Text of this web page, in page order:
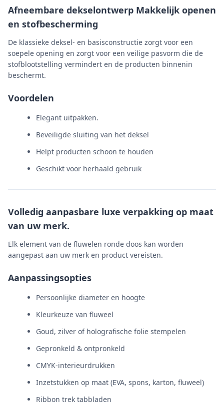
Afneembare dekselontwerp Makkelijk openen
en stofbescherming
De klassieke deksel- en basisconstructie zorgt voor een
soepele opening en zorgt voor een veilige pasvorm die de
stofblootstelling vermindert en de producten binnenin
beschermt.
Voordelen
Elegant uitpakken.
Beveiligde sluiting van het deksel
Helpt producten schoon te houden
Geschikt voor herhaald gebruik
Volledig aanpasbare luxe verpakking op maat
van uw merk.
Elk element van de fluwelen ronde doos kan worden
aangepast aan uw merk en product vereisten.
Aanpassingsopties
Persoonlijke diameter en hoogte
Kleurkeuze van fluweel
Goud, zilver of holografische folie stempelen
Gepronkeld & ontpronkeld
CMYK-interieurdrukken
Inzetstukken op maat (EVA, spons, karton, fluweel)
Ribbon trek tabbladen